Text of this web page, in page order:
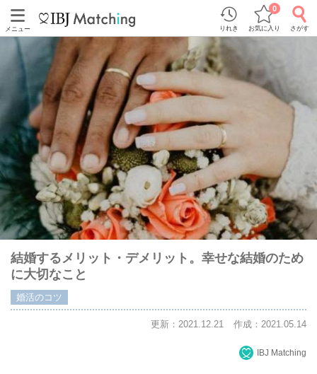
メニュー りれき お気に入り
0
さがす
結婚するメリット・デメリット。幸せな結婚のため
に大切なこと
婚活のコツ
更新：2021.12.21 作成：2021.05.14
IBJ Matching